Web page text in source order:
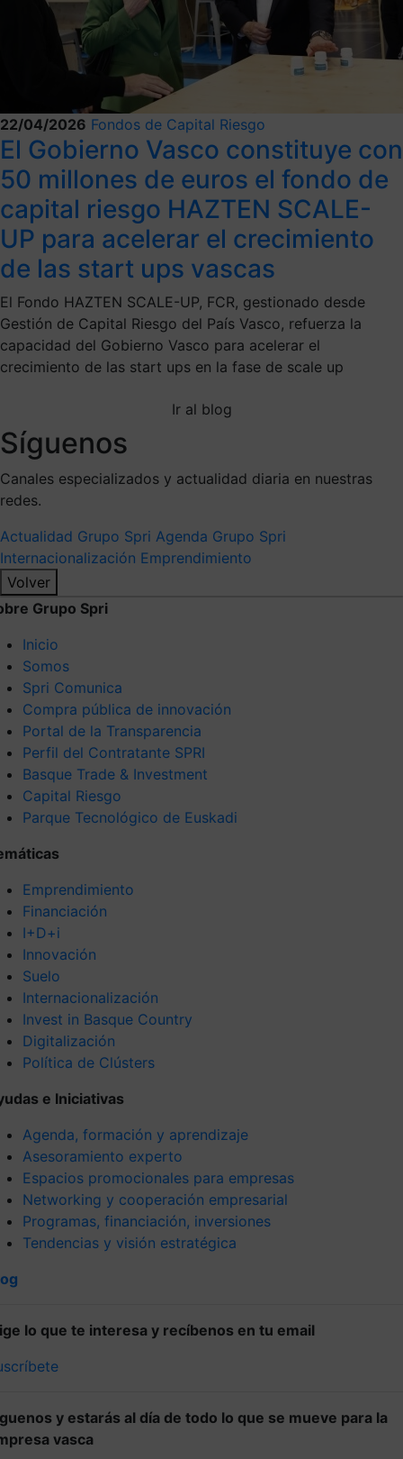
22/04/2026 Fondos de Capital Riesgo
El Gobierno Vasco constituye con
50 millones de euros el fondo de
capital riesgo HAZTEN SCALE-
UP para acelerar el crecimiento
de las start ups vascas
El Fondo HAZTEN SCALE-UP, FCR, gestionado desde
Gestión de Capital Riesgo del País Vasco, refuerza la
capacidad del Gobierno Vasco para acelerar el
crecimiento de las start ups en la fase de scale up
Ir al blog
Síguenos
Canales especializados y actualidad diaria en nuestras
redes.
Actualidad Grupo Spri Agenda Grupo Spri
Internacionalización Emprendimiento
Volver
Grupo Spri
Inicio
Somos
Spri Comunica
Compra pública de innovación
Portal de la Transparencia
Perfil del Contratante SPRI
Basque Trade & Investment
Capital Riesgo
Parque Tecnológico de Euskadi
Emprendimiento
Financiación
I+D+i
Innovación
Suelo
Internacionalización
Invest in Basque Country
Digitalización
Política de Clústers
e Iniciativas
Agenda, formación y aprendizaje
Asesoramiento experto
Espacios promocionales para empresas
Networking y cooperación empresarial
Programas, financiación, inversiones
Tendencias y visión estratégica
lo que te interesa y recíbenos en tu email
y estarás al día de todo lo que se mueve para la
vasca